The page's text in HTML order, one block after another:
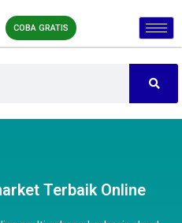
COBA GRATIS
Terbaik Online